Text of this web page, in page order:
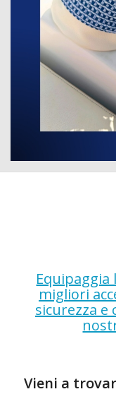
Equipaggia
migliori
sicurezza e
Vieni a